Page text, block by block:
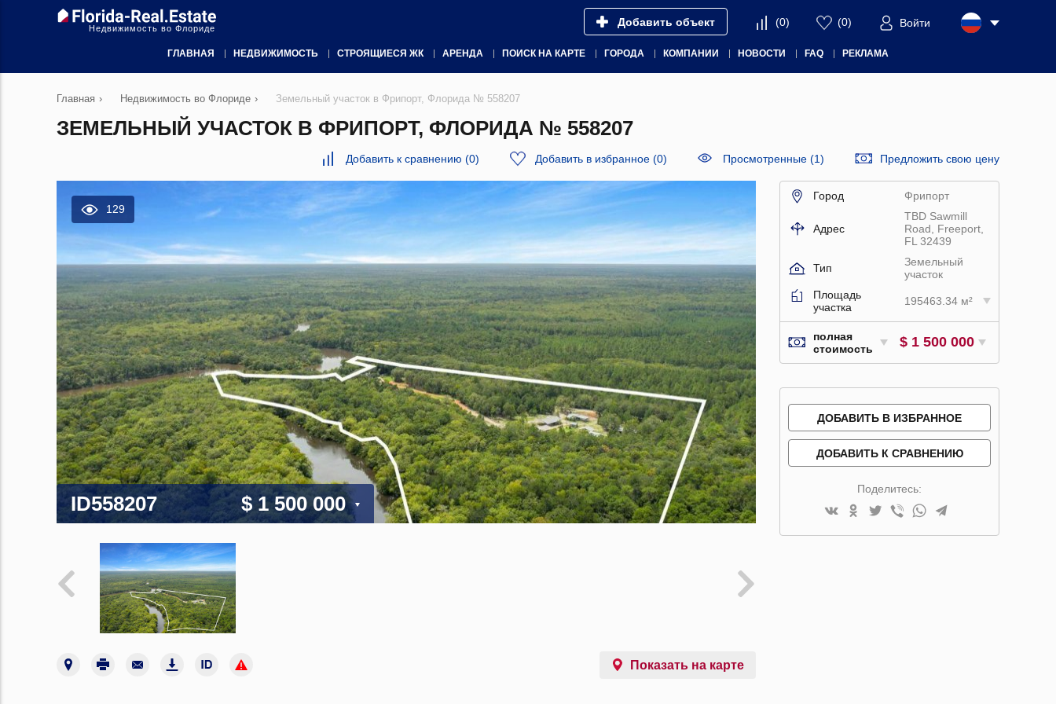
Недвижимость во Флориде Добавить объект (0) (0) Войти
ГЛАВНАЯ НЕДВИЖИМОСТЬ СТРОЯЩИЕСЯ ЖК АРЕНДА ПОИСК НА КАРТЕ ГОРОДА КОМПАНИИ НОВОСТИ FAQ РЕКЛАМА
Главная › Недвижимость во Флориде › Земельный участок в Фрипорт, Флорида № 558207
ЗЕМЕЛЬНЫЙ УЧАСТОК В ФРИПОРТ, ФЛОРИДА № 558207
Добавить к сравнению (0) Добавить в избранное (0) Просмотренные (1) Предложить свою цену
129
ID558207 $ 1 500 000
Показать на карте
Город Фрипорт
Адрес
TBD Sawmill
Road, Freeport,
FL 32439
Тип
Земельный
участок
Площадь
участка
195463.34 м²
полная
стоимость
$ 1 500 000
ДОБАВИТЬ В ИЗБРАННОЕ
ДОБАВИТЬ К СРАВНЕНИЮ
Поделитесь: